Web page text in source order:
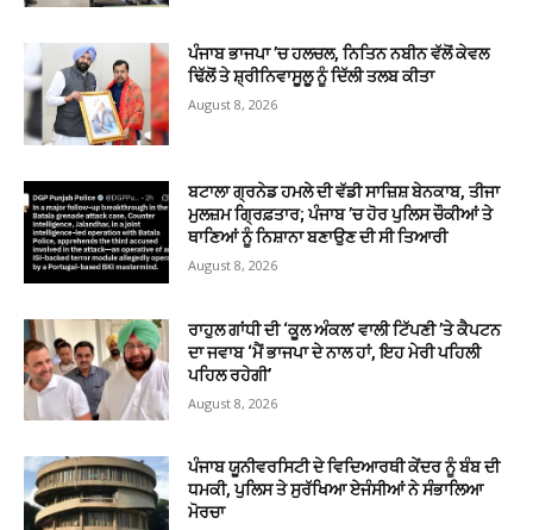
ਪੰਜਾਬ ਭਾਜਪਾ ’ਚ ਹਲਚਲ, ਨਿਤਿਨ ਨਬੀਨ ਵੱਲੋਂ ਕੇਵਲ
ਢਿੱਲੋਂ ਤੇ ਸ਼੍ਰੀਨਿਵਾਸੂਲੂ ਨੂੰ ਦਿੱਲੀ ਤਲਬ ਕੀਤਾ
August 8, 2026
ਬਟਾਲਾ ਗ੍ਰਨੇਡ ਹਮਲੇ ਦੀ ਵੱਡੀ ਸਾਜ਼ਿਸ਼ ਬੇਨਕਾਬ, ਤੀਜਾ
ਮੁਲਜ਼ਮ ਗ੍ਰਿਫ਼ਤਾਰ; ਪੰਜਾਬ ’ਚ ਹੋਰ ਪੁਲਿਸ ਚੌਕੀਆਂ ਤੇ
ਥਾਣਿਆਂ ਨੂੰ ਨਿਸ਼ਾਨਾ ਬਣਾਉਣ ਦੀ ਸੀ ਤਿਆਰੀ
August 8, 2026
ਰਾਹੁਲ ਗਾਂਧੀ ਦੀ ‘ਕੂਲ ਅੰਕਲ’ ਵਾਲੀ ਟਿੱਪਣੀ ’ਤੇ ਕੈਪਟਨ
ਦਾ ਜਵਾਬ ‘ਮੈਂ ਭਾਜਪਾ ਦੇ ਨਾਲ ਹਾਂ, ਇਹ ਮੇਰੀ ਪਹਿਲੀ
ਪਹਿਲ ਰਹੇਗੀ’
August 8, 2026
ਪੰਜਾਬ ਯੂਨੀਵਰਸਿਟੀ ਦੇ ਵਿਦਿਆਰਥੀ ਕੇਂਦਰ ਨੂੰ ਬੰਬ ਦੀ
ਧਮਕੀ, ਪੁਲਿਸ ਤੇ ਸੁਰੱਖਿਆ ਏਜੰਸੀਆਂ ਨੇ ਸੰਭਾਲਿਆ
ਮੋਰਚਾ